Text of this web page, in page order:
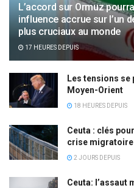
L’accord sur Ormuz
influence accrue sur l’un
plus cruciaux au monde
17 HEURES DEPUIS
Les tensions
Moyen-Orient
18 HEURES DEPUIS
Ceuta : clés
crise
2 JOURS DEPUIS
Ceuta: l’assaut